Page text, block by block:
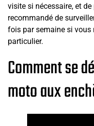
visite si nécessaire, et
recommandé de
fois par semaine si vous
particulier.
Comment se
moto aux